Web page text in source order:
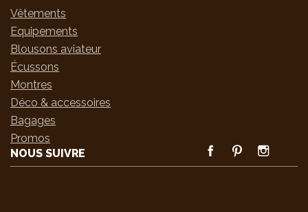
Vêtements
Equipements
Blousons aviateur
Écussons
Montres
Déco & accessoires
Bagages
Promos
NOUS SUIVRE
FACEBOOKPINTEREST